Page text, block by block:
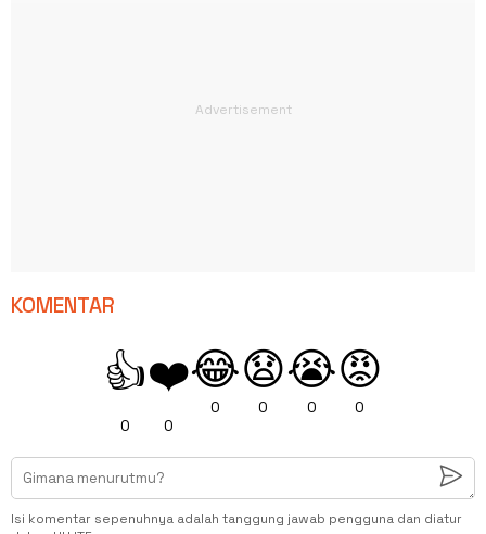
KOMENTAR
👍
0
❤️
0
😂
0
😧
0
😭
0
😡
0
Isi komentar sepenuhnya adalah tanggung jawab pengguna dan diatur